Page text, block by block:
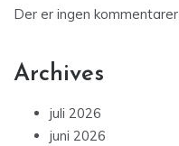
Der er ingen
Archives
juli 2026
juni 2026